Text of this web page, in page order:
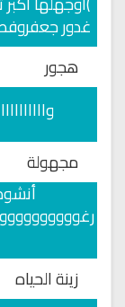
غدور
هجور
مجهولة
زينة الحياه